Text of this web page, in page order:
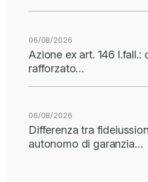
06/08/2026
Azione ex art. 146 l.fall.:
rafforzato…
06/08/2026
Differenza tra
autonomo di garanzia…